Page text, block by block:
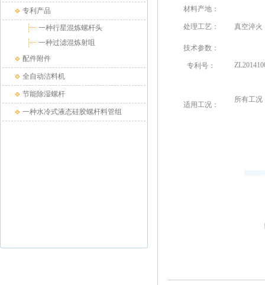
专利产品
一种行星混炼螺杆头
一种过滤混炼射咀
配件附件
全自动洁料机
节能除湿螺杆
一种水冷式液态硅胶螺杆料管组
材料产地：
处理工艺： 真空淬火
技术参数：
专利号：
适用工况：
所有工况